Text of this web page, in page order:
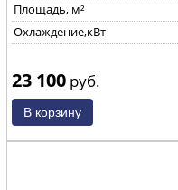
Площадь, м²
Охлаждение,кВт
23 100 руб.